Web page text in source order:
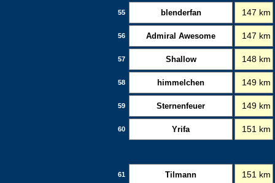
55 blenderfan 147 km
56 Admiral Awesome 147 km
57 Shallow 148 km
58 himmelchen 149 km
59 Sternenfeuer 149 km
60 Yrifa 151 km
61 Tilmann 151 km